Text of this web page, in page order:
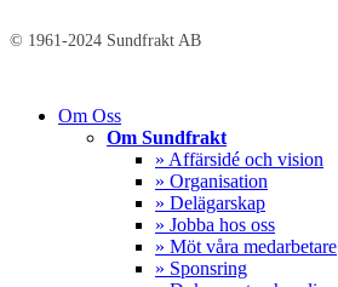
© 1961-2024 Sundfrakt AB
Close
Om Oss
Om Sundfrakt
» Affärsidé och vision
» Organisation
» Delägarskap
» Jobba hos oss
» Möt våra medarbetare
» Sponsring